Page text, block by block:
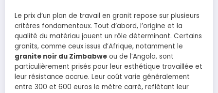
Le prix d’un plan de travail en granit repose sur plusieurs
critères fondamentaux. Tout d’abord, l’origine et la
qualité du matériau jouent un rôle déterminant. Certains
granits, comme ceux issus d’Afrique, notamment le
granite noir du Zimbabwe ou de l’Angola, sont
particulièrement prisés pour leur esthétique travaillée et
leur résistance accrue. Leur coût varie généralement
entre 300 et 600 euros le mètre carré, reflétant leur